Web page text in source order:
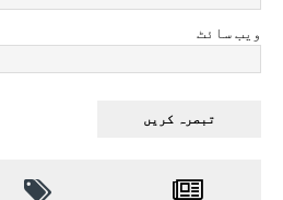
ویب سائٹ